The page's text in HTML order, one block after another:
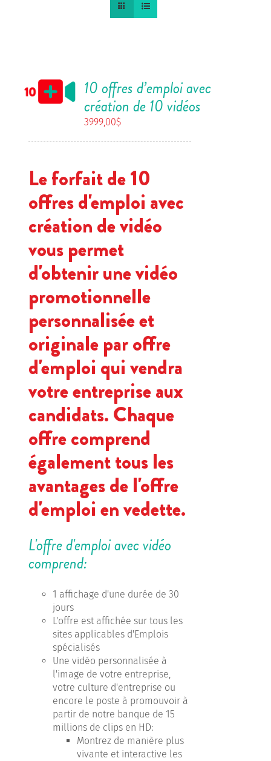
10 offres d’emploi avec
création de 10 vidéos
3999,00$
Le forfait de 10
offres d'emploi avec
création de vidéo
vous permet
d'obtenir une vidéo
promotionnelle
personnalisée et
originale par offre
d'emploi qui vendra
votre entreprise aux
candidats. Chaque
offre comprend
également tous les
avantages de l'offre
d'emploi en vedette.
L'offre d'emploi avec vidéo
comprend:
1 affichage d'une durée de 30
jours
L'offre est affichée sur tous les
sites applicables d'Emplois
spécialisés
Une vidéo personnalisée à
l'image de votre entreprise,
votre culture d'entreprise ou
encore le poste à promouvoir à
partir de notre banque de 15
millions de clips en HD:
Montrez de manière plus
vivante et interactive les